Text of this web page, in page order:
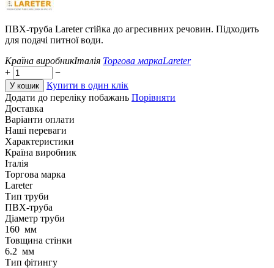
ПВХ-труба Lareter стійка до агресивних речовин. Підходить
для подачі питної води.
Країна виробникІталія Торгова маркаLareter
+
−
У кошик
Купити в один клік
Додати до переліку побажань Порівняти
Доставка
Варіанти оплати
Наші переваги
Характеристики
Країна виробник
Італія
Торгова марка
Lareter
Тип труби
ПВХ-труба
Діаметр труби
160 мм
Товщина стінки
6.2 мм
Тип фітингу